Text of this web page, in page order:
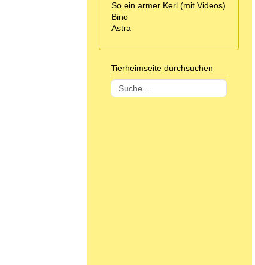
So ein armer Kerl (mit Videos)
Bino
Astra
Tierheimseite durchsuchen
Suchen